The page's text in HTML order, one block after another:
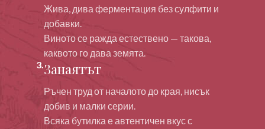
Жива, дива ферментация без сулфити и
добавки.
Виното се ражда естествено — такова,
каквото го дава земята.
3.Занаятът
Ръчен труд от началото до края, нисък
добив и малки серии.
Всяка бутилка е автентичен вкус с